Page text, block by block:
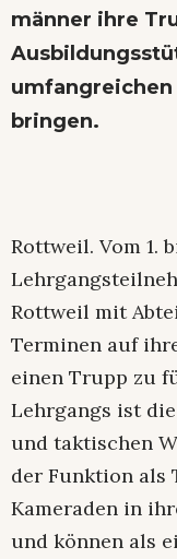
männer ihre
umfangreichen
bringen.
Rottweil. Vom 1.
Rottweil mit
Terminen auf
einen Trupp zu
Lehrgangs ist
und taktischen
der Funktion
Kameraden in
und können als